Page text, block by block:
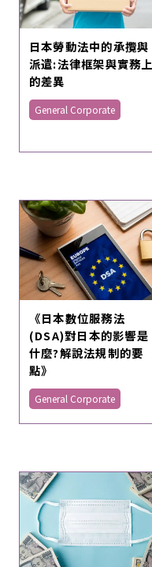
日本勞動法中的承攬與
派遣:法律框架與實務上
的差異
General Corporate
《日本數位服務法
(DSA)對日本的影響是
什麼?解說法規制的要
點》
General Corporate